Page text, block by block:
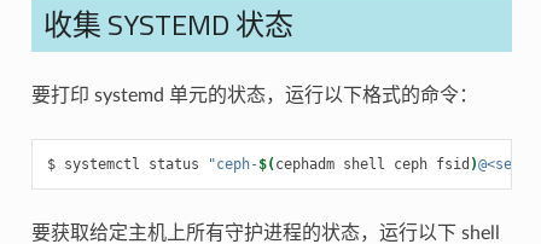
收集 SYSTEMD 状态
要打印 systemd 单元的状态，运行以下格式的命令：
systemctl status "ceph-$(cephadm shell ceph fsid )
要获取给定主机上所有守护进程的状态，运行以下 shell